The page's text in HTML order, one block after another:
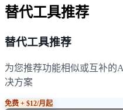
替代工具推荐
替代工具推荐
为您推荐功能相似或互补的
决方案
免费 + $12/月起